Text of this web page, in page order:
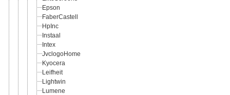
Epson
FaberCastell
HpInc
Instaal
Intex
JvclogoHome
Kyocera
Leifheit
Lightwin
Lumene